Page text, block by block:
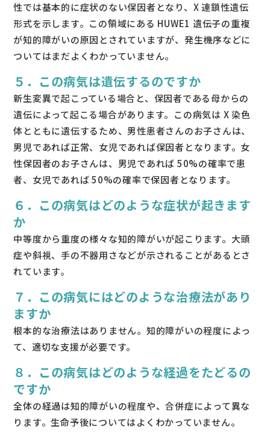
性では基本的に症状のない保因者となり、X 連鎖性遺伝
形式を示します。この領域にある HUWE1 遺伝子の重複
が知的障がいの原因とされていますが、発生機序などに
ついてはまだよくわかっていません。
５．この病気は遺伝するのですか
新生変異で起こっている場合と、保因者である母からの
遺伝によって起こる場合があります。この病気は X 染色
体とともに遺伝するため、男性患者さんのお子さんは、
男児であれば正常、女児であれば保因者となります。女
性保因者のお子さんは、男児であれば 50%の確率で患
者、女児であれば 50%の確率で保因者となります。
６．この病気はどのような症状が起きます
か
中等度から重度の様々な知的障がいが起こります。大頭
症や斜視、手の不器用さなどが示されることがあるとさ
れています。
７．この病気にはどのような治療法があり
ますか
根本的な治療法はありません。知的障がいの程度によっ
て、適切な支援が必要です。
８．この病気はどのような経過をたどるの
ですか
全体の経過は知的障がいの程度や、合併症によって異な
ります。生命予後についてはよくわかっていません。